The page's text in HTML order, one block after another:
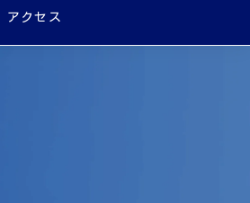
アクセス